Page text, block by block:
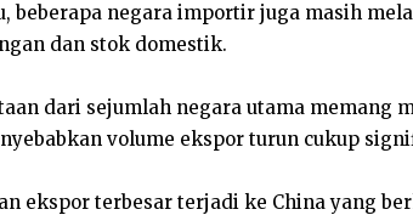
beberapa negara importir juga masih
dan stok domestik.
dari sejumlah negara utama memang
volume ekspor turun cukup
ekspor terbesar terjadi ke China yang